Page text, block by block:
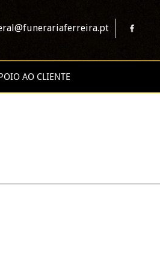
AO CLIENTE